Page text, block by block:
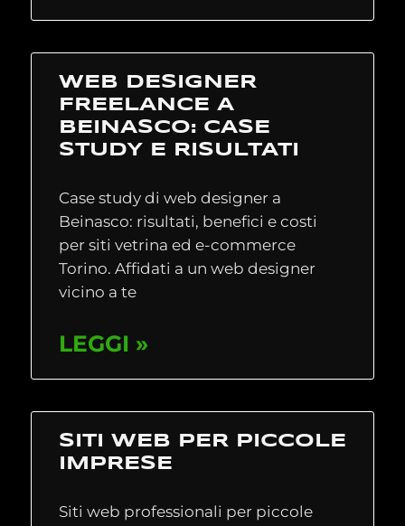
WEB DESIGNER
FREELANCE A
BEINASCO: CASE
STUDY E RISULTATI
Case study di web designer a
Beinasco: risultati, benefici e costi
per siti vetrina ed e-commerce
Torino. Affidati a un web designer
vicino a te
LEGGI »
SITI WEB PER PICCOLE
IMPRESE
Siti web professionali per piccole